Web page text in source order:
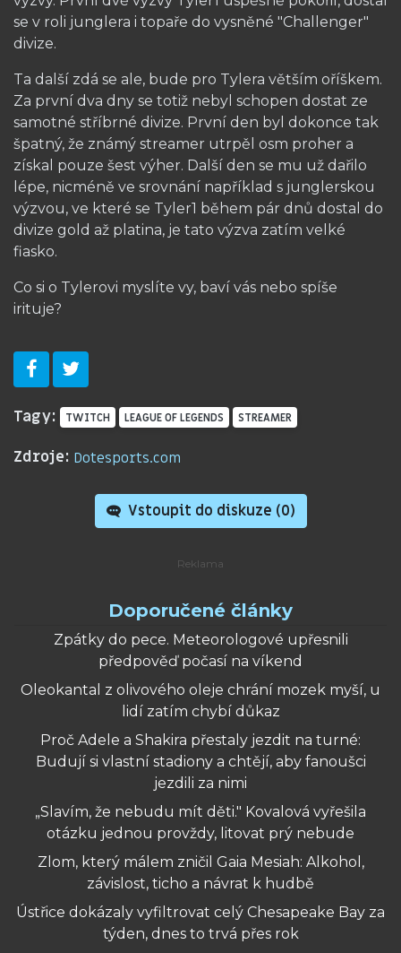
se v roli junglera i topaře do vysněné "Challenger"
divize.
Ta další zdá se ale, bude pro Tylera větším oříškem.
Za první dva dny se totiž nebyl schopen dostat ze
samotné stříbrné divize. První den byl dokonce tak
špatný, že známý streamer utrpěl osm proher a
získal pouze šest výher. Další den se mu už dařilo
lépe, nicméně ve srovnání například s junglerskou
výzvou, ve které se Tyler1 během pár dnů dostal do
divize gold až platina, je tato výzva zatím velké
fiasko.
Co si o Tylerovi myslíte vy, baví vás nebo spíše
irituje?
Tagy: TWITCH LEAGUE OF LEGENDS STREAMER
Zdroje: Dotesports.com
Vstoupit do diskuze (0)
Doporučené články
Zpátky do pece. Meteorologové upřesnili
předpověď počasí na víkend
Oleokantal z olivového oleje chrání mozek myší, u
lidí zatím chybí důkaz
Proč Adele a Shakira přestaly jezdit na turné:
Budují si vlastní stadiony a chtějí, aby fanoušci
jezdili za nimi
„Slavím, že nebudu mít děti." Kovalová vyřešila
otázku jednou provždy, litovat prý nebude
Zlom, který málem zničil Gaia Mesiah: Alkohol,
závislost, ticho a návrat k hudbě
Ústřice dokázaly vyfiltrovat celý Chesapeake Bay za
týden, dnes to trvá přes rok